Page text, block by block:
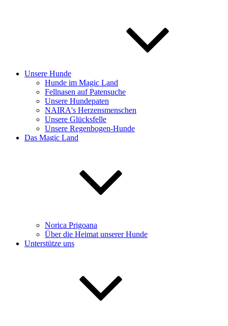
Unsere Hunde
Hunde im Magic Land
Fellnasen auf Patensuche
Unsere Hundepaten
NAIRA's Herzensmenschen
Unsere Glücksfelle
Unsere Regenbogen-Hunde
Das Magic Land
Norica Prigoana
Über die Heimat unserer Hunde
Unterstütze uns